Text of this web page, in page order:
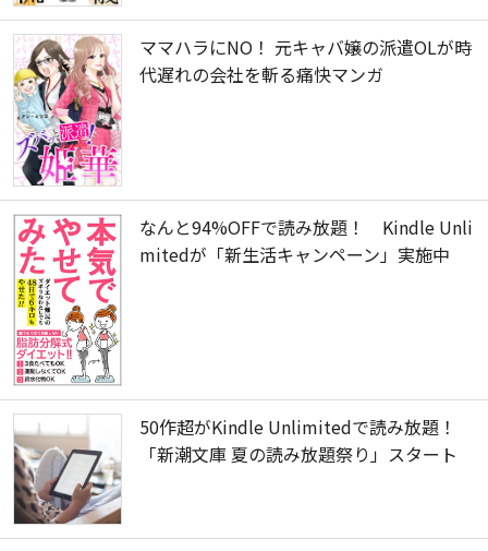
ママハラにNO！ 元キャバ嬢の派遣OLが時
代遅れの会社を斬る痛快マンガ
なんと94%OFFで読み放題！ Kindle Unli
mitedが「新生活キャンペーン」実施中
50作超がKindle Unlimitedで読み放題！
「新潮文庫 夏の読み放題祭り」スタート